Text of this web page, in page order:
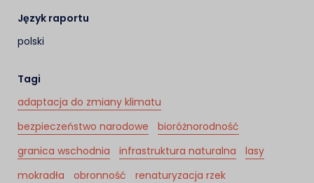
Język raportu
polski
Tagi
adaptacja do zmiany klimatu
bezpieczeństwo narodowe
bioróżnorodność
granica wschodnia
infrastruktura naturalna
lasy
mokradła
obronność
renaturyzacja rzek